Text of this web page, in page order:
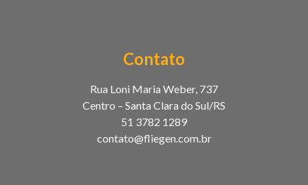
Contato
Rua Loni Maria Weber, 737
Centro – Santa Clara do Sul/RS
51 3782 1289
contato@fliegen.com.br